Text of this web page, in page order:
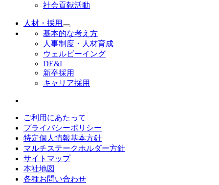
社会貢献活動
人材・採用
基本的な考え方
人事制度・人材育成
ウェルビーイング
DE&I
新卒採用
キャリア採用
ご利用にあたって
プライバシーポリシー
特定個人情報基本方針
マルチステークホルダー方針
サイトマップ
本社地図
各種お問い合わせ